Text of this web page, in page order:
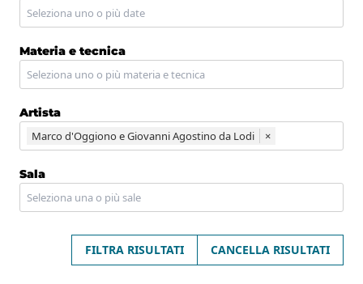
Materia e tecnica
Artista
Marco d'Oggiono e Giovanni Agostino da Lodi
×
Sala
FILTRA RISULTATI CANCELLA RISULTATI